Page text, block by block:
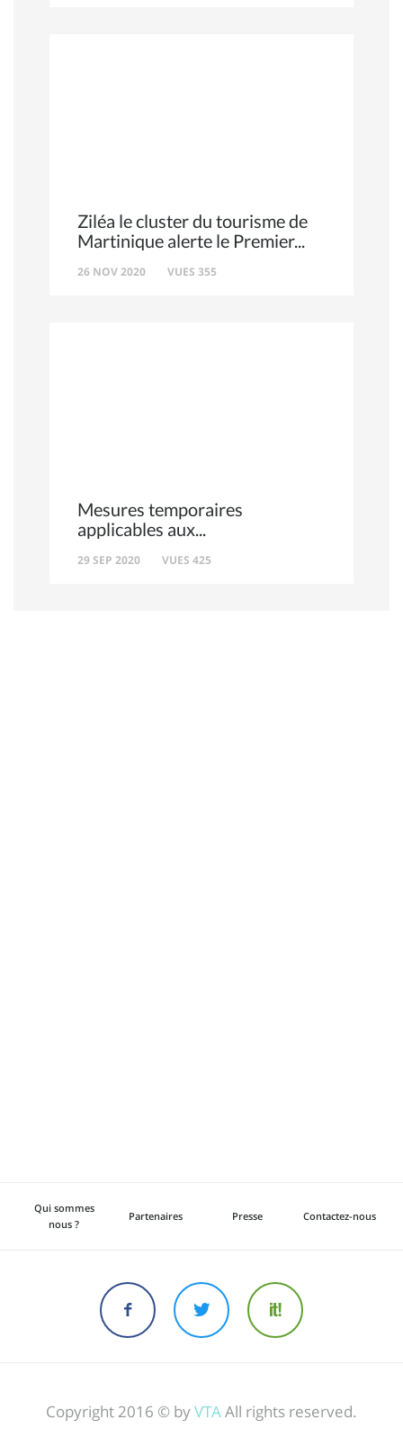
Ziléa le cluster du tourisme de
Martinique alerte le Premier
26 NOV 2020 VUES 355
Mesures temporaires
applicables aux
29 SEP 2020 VUES 425
Qui sommes
nous ?
Partenaires Presse Contactez-nous
Copyright 2016 © byVTAAll rights reserved.